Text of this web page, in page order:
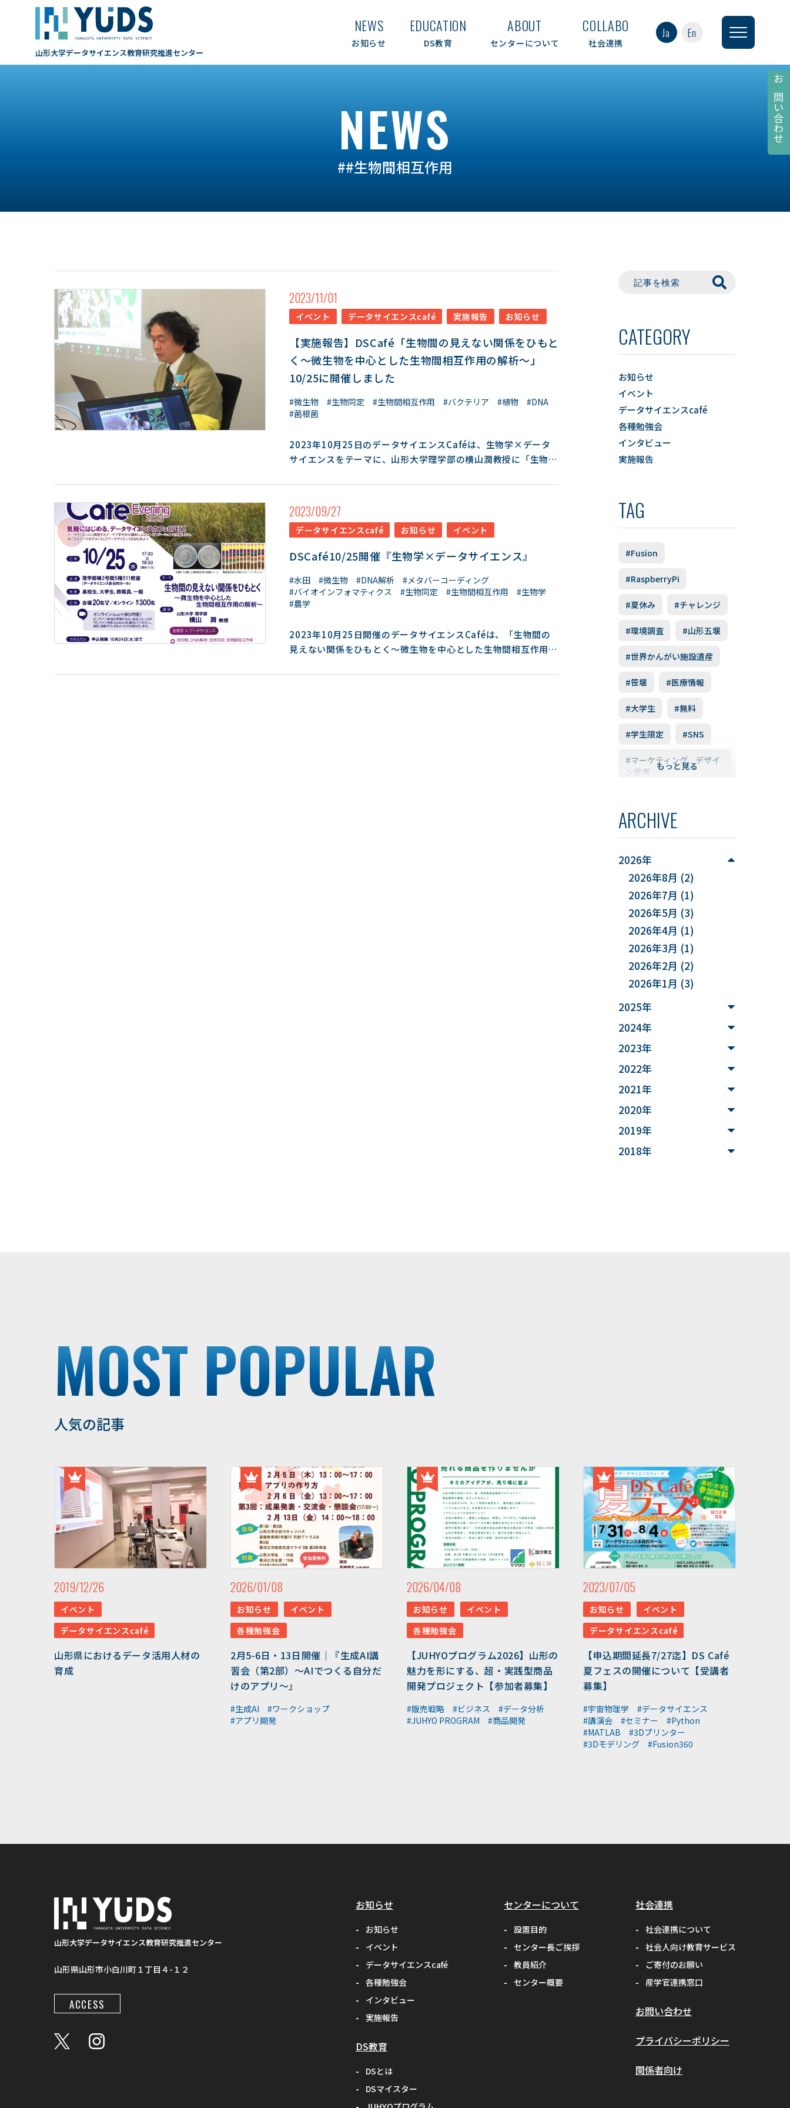
山形大学データサイエンス教育研究推進センター
NEWS
お知らせ
EDUCATION
DS教育
ABOUT
センターについて
COLLABO
社会連携
Ja En
お問い合わせ
NEWS
##生物間相互作用
2023/11/01
イベント データサイエンスcafé 実施報告 お知らせ
【実施報告】DSCafé「生物間の見えない関係をひもと
く～微生物を中心とした生物間相互作用の解析～」
10/25に開催しました
#微生物 #生物同定 #生物間相互作用 #バクテリア #植物
#DNA
#菌根菌
2023年10月25日のデータサイエンスCaféは、生物学×データ
サイエンスをテーマに、山形大学理学部の横山潤教授に「生物間
の解析～」のご講演をいただきました。 ご講演では「私たちは
ートしました。実は日本の陸上植物に限っても、いまだに毎年、
数種類の新種が記載されています。私たちがよく知っていると思
載されました。世界に目を向ければ、まだ発見されていない樹木
が9000種以上もあると推測されているのだそう。微生物にとも
なると、”種“の実体がわかっているのは、本当にごくわずか。し
かも形態が単純で、識別するのは本当に困難。では、そんな微生
て”種”を調べる方法について、ウェット（塩基配列情報の取得方
法）から、ドライ（コンピューターを使って”種”を同定する方
2023/09/27
データサイエンスcafé お知らせ イベント
DSCafé10/25開催『生物学×データサイエンス』
#水田 #微生物 #DNA解析
#メタバーコーディング
#バイオインフォマティクス
#生物同定 #生物間相互作用
#生物学
#農学
2023年10月25日開催のデータサイエンスCaféは、「生物間の
見えない関係をひもとく～微生物を中心とした生物間相互作用の
きます。 講演概要：私たちの身の回りにはおびただしい数の微生
CATEGORY
お知らせ
イベント
データサイエンスcafé
各種勉強会
インタビュー
実施報告
TAG
#Fusion
#RaspberryPi
#夏休み #チャレンジ
#環境調査 #山形五堰
#世界かんがい施設遺産
#笹堰 #医療情報
#大学生 #無料
#学生限定 #SNS
#マーケティング、デザイ
ン思考
#実データ
#スキルアップ
#データ利活用
#FD研修会 #YUDS
#庄内地方 #防災
#減災 #麻酔科学
#DSカフェ
# Fusion
# MATLAB
#DXハイスクール
#土砂災害ハザード評価
#能登半島地震被害調査
#ウンチ #山形県
#文理融合 #JUHYO
#3Dデザイナー
#講習会 #魚醤
#飛島 #山形
#家畜行動 #飼育管理
#日本 #アンデス
#シカン #単位互換
がた
#ゆうキャンパス
#machine learning
#先端半導体
#夏フェス #学生支援
#放射線
#福島第一原発事故
もっと見る
ARCHIVE
2026年
2026年8月 (2)
2026年7月 (1)
2026年5月 (3)
2026年4月 (1)
2026年3月 (1)
2026年2月 (2)
2026年1月 (3)
2025年
2024年
2023年
2022年
2021年
2020年
2019年
2018年
MOST POPULAR
人気の記事
2019/12/26
イベント
データサイエンスcafé
山形県におけるデータ活用人材の
育成
2026/01/08
お知らせ
イベント
各種勉強会
2月5-6日・13日開催｜『生成AI講
習会（第2部）～AIでつくる自分だ
けのアプリ～』
#生成AI
#ワークショップ
#アプリ開発
2026/04/08
お知らせ
イベント
各種勉強会
【JUHYOプログラム2026】山形の
魅力を形にする、超・実践型商品
開発プロジェクト【参加者募集】
#販売戦略 #ビジネス
#データ分析
#JUHYO PROGRAM
#商品開発
2023/07/05
お知らせ
イベント
データサイエンスcafé
【申込期間延長7/27迄】DS Café
夏フェスの開催について【受講者
募集】
#宇宙物理学
#データサイエンス
#講演会
#セミナー
#Python
#MATLAB
#3Dプリンター
#3Dモデリング
#Fusion360
山形大学データサイエンス教育研究推進センター
山形県山形市小白川町１丁目４-１２
ACCESS
お知らせ
お知らせ
イベント
データサイエンスcafé
各種勉強会
インタビュー
実施報告
DS教育
DSとは
DSマイスター
センターについて
設置目的
センター長ご挨拶
教員紹介
センター概要
社会連携
社会連携について
社会人向け教育サービス
ご寄付のお願い
産学官連携窓口
お問い合わせ
プライバシーポリシー
関係者向け